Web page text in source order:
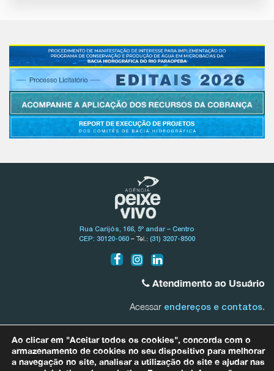
Rua Carijós, 166, 5º andar – Centro
CEP: 30120-060 – Tel.: (31) 3207-8500
Atendimento ao Usuário
Acessar endereços e contatos.
0800.031.1607
Ao clicar em "Aceitar todos os cookies", concorda com o
armazenamento de cookies no seu dispositivo para melhorar
a navegação no site, analisar a utilização do site e ajudar nas